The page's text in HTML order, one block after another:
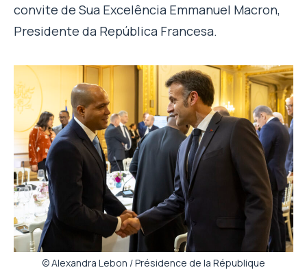
convite de Sua Excelência Emmanuel Macron,
Presidente da República Francesa.
© Alexandra Lebon / Présidence de la République